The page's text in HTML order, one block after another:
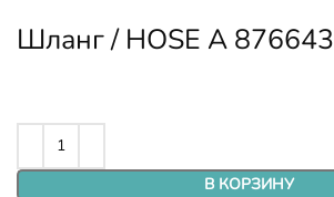
Шланг / HOSE A 876643
В КОРЗИНУ